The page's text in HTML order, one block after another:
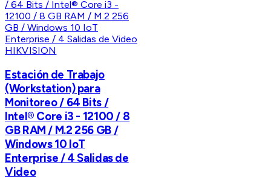
HIKVISION
Estación de Trabajo
(Workstation) para
Monitoreo / 64 Bits /
Intel® Core i3 - 12100 / 8
GB RAM / M.2 256 GB /
Windows 10 IoT
Enterprise / 4 Salidas de
Video